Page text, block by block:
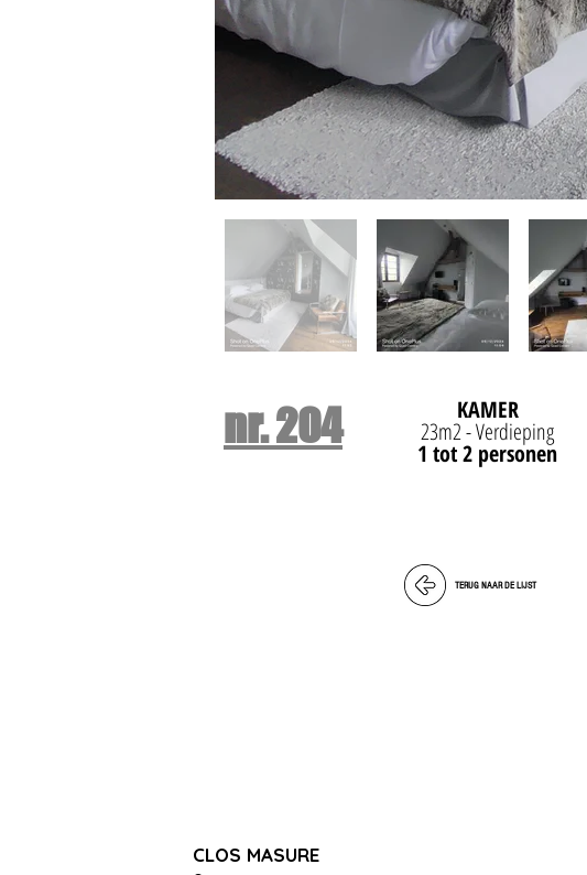
nr. 204 KAMER
23m2 - Verdieping
1 tot 2 personen
TERUG NAAR DE LIJST
CLOS MASURE